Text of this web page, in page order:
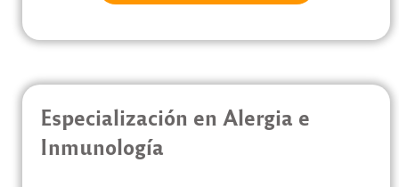
Especialización en Alergia e
Inmunología